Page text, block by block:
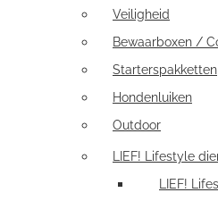
Veiligheid
Bewaarboxen /
Starterspakketten
Hondenluiken
Outdoor
LIEF! Lifestyle
LIEF!